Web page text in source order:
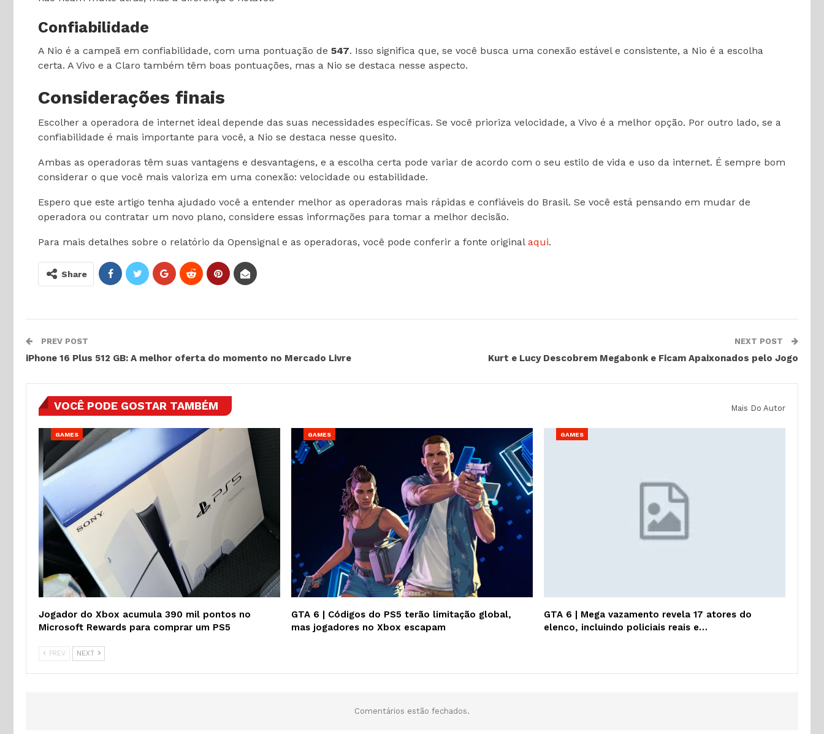
Confiabilidade
A Nio é a campeã em confiabilidade, com uma pontuação de 547. Isso significa que, se você busca uma conexão estável e consistente, a Nio é a escolha
certa. A Vivo e a Claro também têm boas pontuações, mas a Nio se destaca nesse aspecto.
Considerações finais
Escolher a operadora de internet ideal depende das suas necessidades específicas. Se você prioriza velocidade, a Vivo é a melhor opção. Por outro lado, se a
confiabilidade é mais importante para você, a Nio se destaca nesse quesito.
Ambas as operadoras têm suas vantagens e desvantagens, e a escolha certa pode variar de acordo com o seu estilo de vida e uso da internet. É sempre bom
considerar o que você mais valoriza em uma conexão: velocidade ou estabilidade.
Espero que este artigo tenha ajudado você a entender melhor as operadoras mais rápidas e confiáveis do Brasil. Se você está pensando em mudar de
operadora ou contratar um novo plano, considere essas informações para tomar a melhor decisão.
Para mais detalhes sobre o relatório da Opensignal e as operadoras, você pode conferir a fonte original aqui.
Share
PREV POST
iPhone 16 Plus 512 GB: A melhor oferta do momento no Mercado Livre
NEXT POST
Kurt e Lucy Descobrem Megabonk e Ficam Apaixonados pelo Jogo
VOCÊ PODE GOSTAR TAMBÉM Mais Do Autor
GAMES
Jogador do Xbox acumula 390 mil pontos no
Microsoft Rewards para comprar um PS5
GAMES
GTA 6 | Códigos do PS5 terão limitação global,
mas jogadores no Xbox escapam
GAMES
GTA 6 | Mega vazamento revela 17 atores do
elenco, incluindo policiais reais e…
PREV NEXT
Comentários estão fechados.